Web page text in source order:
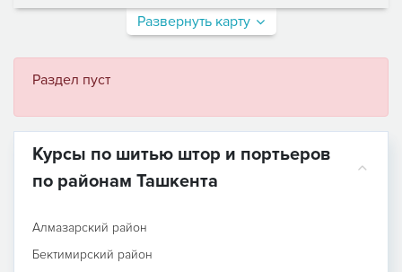
Развернуть карту
Раздел пуст
Курсы по шитью штор и портьеров
по районам Ташкента
Алмазарский район
Бектимирский район